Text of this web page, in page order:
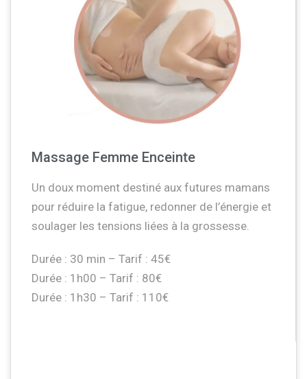
Massage Femme Enceinte
Un doux moment destiné aux futures mamans
pour réduire la fatigue, redonner de l’énergie et
soulager les tensions liées à la grossesse.
Durée : 30 min – Tarif : 45€
Durée : 1h00 – Tarif : 80€
Durée : 1h30 – Tarif : 110€